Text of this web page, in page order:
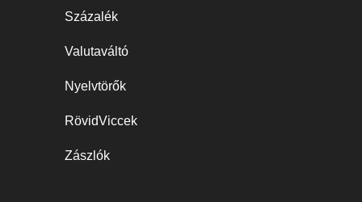
Százalék
Valutaváltó
Nyelvtörők
RövidViccek
Zászlók